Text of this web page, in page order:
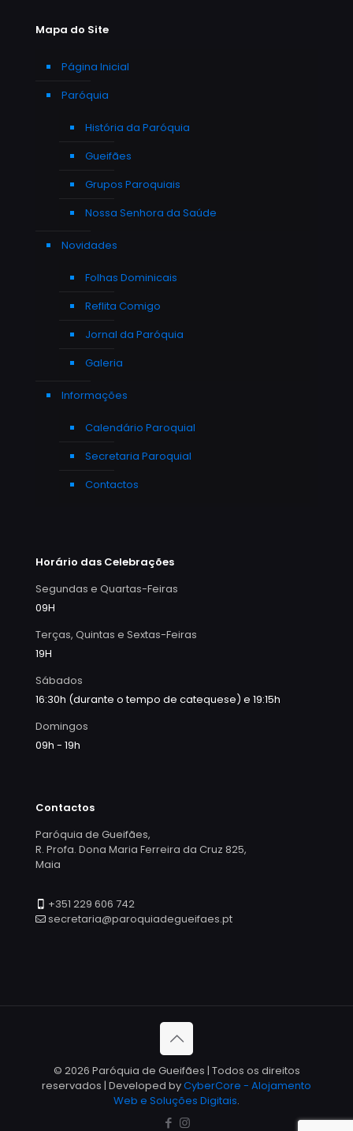
Mapa do Site
Página Inicial
Paróquia
História da Paróquia
Gueifães
Grupos Paroquiais
Nossa Senhora da Saúde
Novidades
Folhas Dominicais
Reflita Comigo
Jornal da Paróquia
Galeria
Informações
Calendário Paroquial
Secretaria Paroquial
Contactos
Horário das Celebrações
Segundas e Quartas-Feiras
09H
Terças, Quintas e Sextas-Feiras
19H
Sábados
16:30h (durante o tempo de catequese) e 19:15h
Domingos
09h - 19h
Contactos
Paróquia de Gueifães,
R. Profa. Dona Maria Ferreira da Cruz 825,
Maia
+351 229 606 742
secretaria@paroquiadegueifaes.pt
© 2026 Paróquia de Gueifães | Todos os direitos
reservados | Developed byCyberCore - Alojamento
Web e Soluções Digitais.